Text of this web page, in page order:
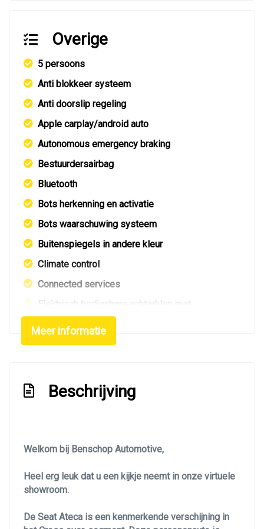
Overige
5 persoons
Anti blokkeer systeem
Anti doorslip regeling
Apple carplay/android auto
Autonomous emergency braking
Bestuurdersairbag
Bluetooth
Bots herkenning en activatie
Bots waarschuwing systeem
Buitenspiegels in andere kleur
Climate control
Connected services
Elektrisch bedienbare achterklep met
sensorsturing
Elektronisch sper differentieel
Hemelbekleding donker
Keyless entry/start
Knie airbag(s)
Meer informatie
Beschrijving
Welkom bij Benschop Automotive,
Heel erg leuk dat u een kijkje neemt in onze virtuele
showroom.
De Seat Ateca is een kenmerkende verschijning in